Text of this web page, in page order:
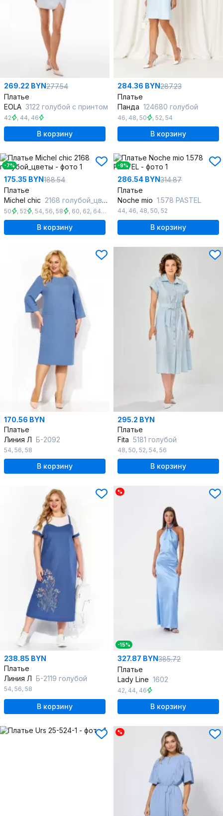
269.22 BYN277.54
Платье
EOLA 3122 голубой с принтом
42 , 44, 46
В корзину
284.36 BYN287.23
Платье
Панда 124680 голубой
46, 48, 50 , 52, 54
В корзину
-7%
175.35 BYN188.54
Платье
Michel chic 2168 голубой_цветы
50 , 52 , 54, 56, 58 , 60, 62, 64
В корзину
-9%
286.54 BYN314.87
Платье
Noche mio 1.578 PASTEL
44, 46, 48, 50, 52
В корзину
170.56 BYN
Платье
Линия Л Б-2092
54, 56, 58
В корзину
295.2 BYN
Платье
Fita 5181 голубой
48, 50, 52, 54, 56
В корзину
238.85 BYN
Платье
Линия Л Б-2119 голубой
54, 56, 58
В корзину
%
-15%
327.87 BYN385.72
Платье
Lady Line 1602
42, 44, 46
В корзину
%